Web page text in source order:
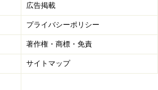
広告掲載
プライバシーポリシー
著作権・商標・免責
サイトマップ